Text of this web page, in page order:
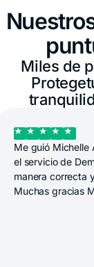
Miles de
inconveniente en
que fue
quien realizo el